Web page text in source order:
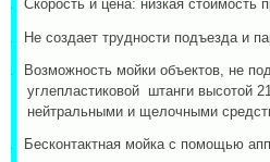
1.
Скорость и цена: низкая стоимость
Не создает трудности подъезда и
Возможность мойки объектов, не
углепластиковой штанги высотой
нейтральными и щелочными
4. Бесконтактная мойка с помощью